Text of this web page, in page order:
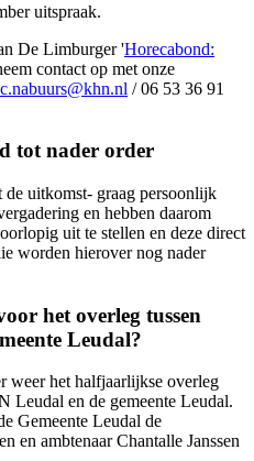
uitspraak.
De Limburger 'Horecabond:
contact op met onze
c.nabuurs@khn.nl / 06 53 36 91
tot nader order
uitkomst- graag persoonlijk
en hebben daarom
uit te stellen en deze direct
worden hierover nog nader
het overleg tussen
Leudal?
weer het halfjaarlijkse overleg
Leudal en de gemeente Leudal.
Gemeente Leudal de
en ambtenaar Chantalle Janssen